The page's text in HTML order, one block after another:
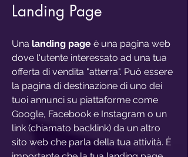
Landing Page
Una landing page è una pagina web
dove l'utente interessato ad una tua
offerta di vendita "atterra". Può essere
la pagina di destinazione di uno dei
tuoi annunci su piattaforme come
Google, Facebook e Instagram o un
link (chiamato backlink) da un altro
sito web che parla della tua attività. È